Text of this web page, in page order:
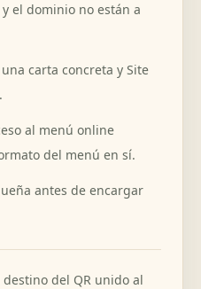
el dominio no están a
carta concreta y Site
al menú online
del menú en sí.
antes de encargar
del QR unido al